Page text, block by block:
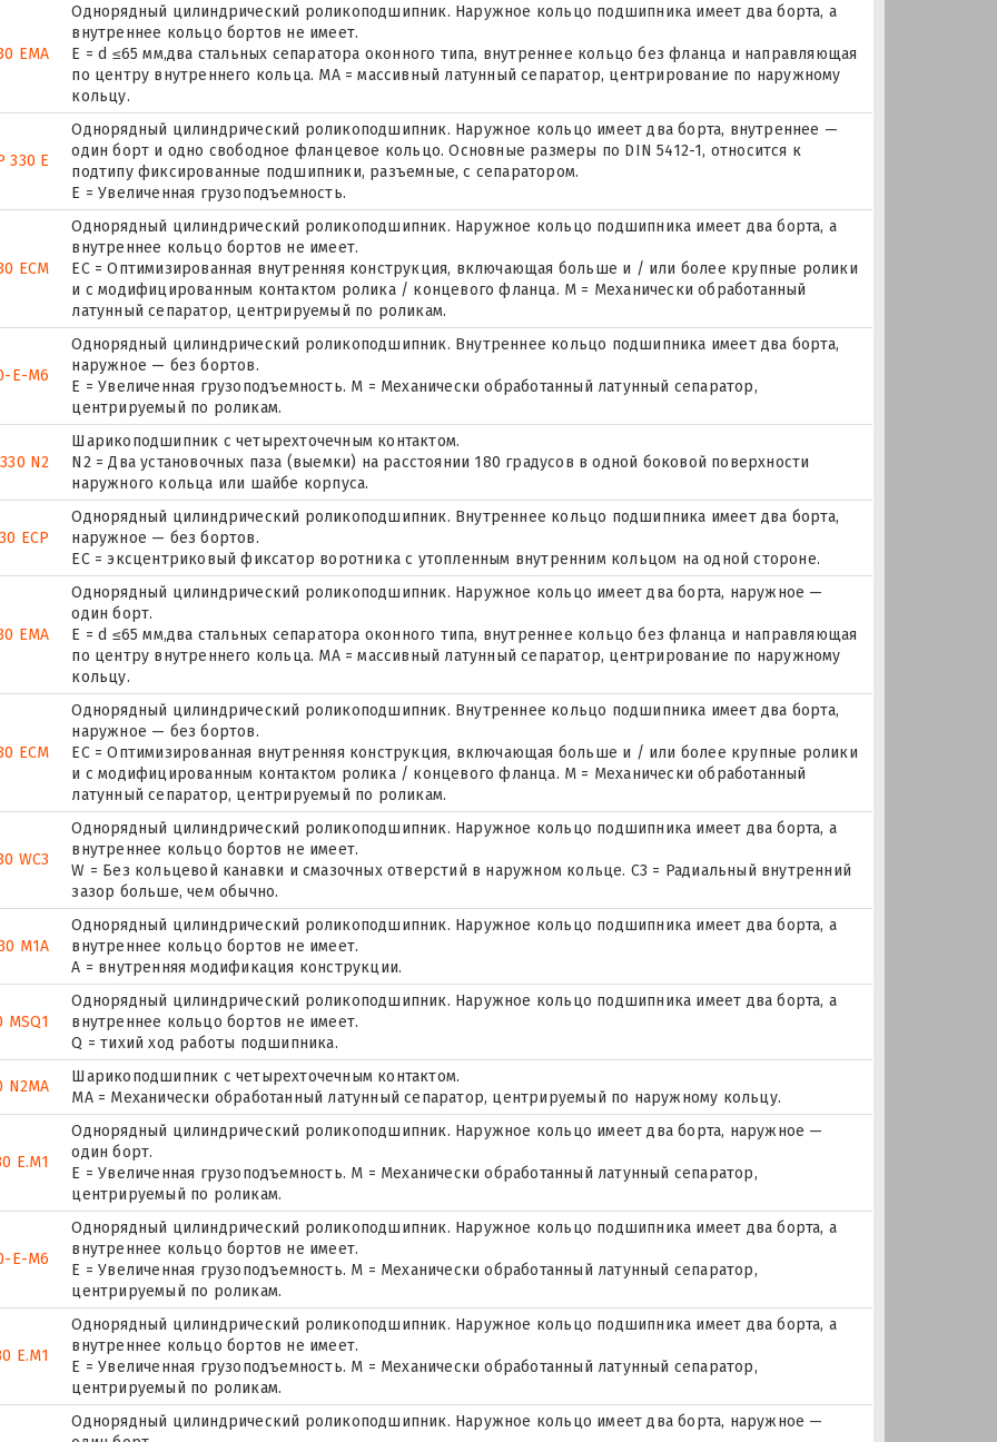
EMA
Однорядный цилиндрический роликоподшипник. Наружное кольцо подшипника имеет два борта, а
внутреннее кольцо бортов не имеет.
E = d ≤65 мм,два стальных сепаратора оконного типа, внутреннее кольцо без фланца и направляющая
по центру внутреннего кольца. MA = массивный латунный сепаратор, центрирование по наружному
кольцу.
330 E
Однорядный цилиндрический роликоподшипник. Наружное кольцо имеет два борта, внутреннее —
один борт и одно свободное фланцевое кольцо. Основные размеры по DIN 5412-1, относится к
подтипу фиксированные подшипники, разъемные, с сепаратором.
Е = Увеличенная грузоподъемность.
ECM
Однорядный цилиндрический роликоподшипник. Наружное кольцо подшипника имеет два борта, а
внутреннее кольцо бортов не имеет.
EC = Оптимизированная внутренняя конструкция, включающая больше и / или более крупные ролики
и с модифицированным контактом ролика / концевого фланца. M = Механически обработанный
латунный сепаратор, центрируемый по роликам.
E-M6
Однорядный цилиндрический роликоподшипник. Внутреннее кольцо подшипника имеет два борта,
наружное — без бортов.
E = Увеличенная грузоподъемность. М = Механически обработанный латунный сепаратор,
центрируемый по роликам.
N2
Шарикоподшипник с четырехточечным контактом.
N2 = Два установочных паза (выемки) на расстоянии 180 градусов в одной боковой поверхности
наружного кольца или шайбе корпуса.
ECP
Однорядный цилиндрический роликоподшипник. Внутреннее кольцо подшипника имеет два борта,
наружное — без бортов.
ЕС = эксцентриковый фиксатор воротника с утопленным внутренним кольцом на одной стороне.
EMA
Однорядный цилиндрический роликоподшипник. Наружное кольцо имеет два борта, наружное —
один борт.
E = d ≤65 мм,два стальных сепаратора оконного типа, внутреннее кольцо без фланца и направляющая
по центру внутреннего кольца. MA = массивный латунный сепаратор, центрирование по наружному
кольцу.
ECM
Однорядный цилиндрический роликоподшипник. Внутреннее кольцо подшипника имеет два борта,
наружное — без бортов.
EC = Оптимизированная внутренняя конструкция, включающая больше и / или более крупные ролики
и с модифицированным контактом ролика / концевого фланца. M = Механически обработанный
латунный сепаратор, центрируемый по роликам.
WC3
Однорядный цилиндрический роликоподшипник. Наружное кольцо подшипника имеет два борта, а
внутреннее кольцо бортов не имеет.
W = Без кольцевой канавки и смазочных отверстий в наружном кольце. C3 = Радиальный внутренний
зазор больше, чем обычно.
M1A
Однорядный цилиндрический роликоподшипник. Наружное кольцо подшипника имеет два борта, а
внутреннее кольцо бортов не имеет.
A = внутренняя модификация конструкции.
MSQ1
Однорядный цилиндрический роликоподшипник. Наружное кольцо подшипника имеет два борта, а
внутреннее кольцо бортов не имеет.
Q = тихий ход работы подшипника.
N2MA
Шарикоподшипник с четырехточечным контактом.
MA = Механически обработанный латунный сепаратор, центрируемый по наружному кольцу.
E.M1
Однорядный цилиндрический роликоподшипник. Наружное кольцо имеет два борта, наружное —
один борт.
E = Увеличенная грузоподъемность. М = Механически обработанный латунный сепаратор,
центрируемый по роликам.
E-M6
Однорядный цилиндрический роликоподшипник. Наружное кольцо подшипника имеет два борта, а
внутреннее кольцо бортов не имеет.
E = Увеличенная грузоподъемность. М = Механически обработанный латунный сепаратор,
центрируемый по роликам.
E.M1
Однорядный цилиндрический роликоподшипник. Наружное кольцо подшипника имеет два борта, а
внутреннее кольцо бортов не имеет.
E = Увеличенная грузоподъемность. М = Механически обработанный латунный сепаратор,
центрируемый по роликам.
Однорядный цилиндрический роликоподшипник. Наружное кольцо имеет два борта, наружное —